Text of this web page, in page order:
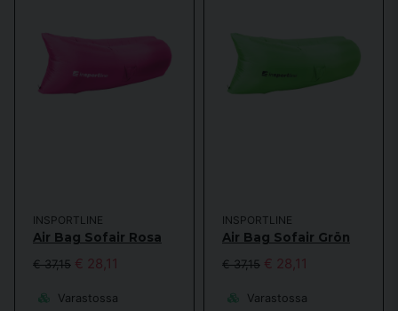
INSPORTLINE
Air Bag Sofair Rosa
€ 37,15 € 28,11
Varastossa
INSPORTLINE
Air Bag Sofair Grön
€ 37,15 € 28,11
Varastossa